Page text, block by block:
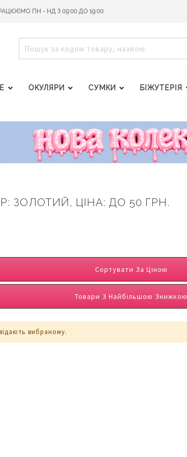
ПН - НД З 09:00 ДО 19:00
ОКУЛЯРИ СУМКИ БІЖУТЕРІЯ
ЗОЛОТИЙ, ЦІНА: ДО 50 ГРН.
Сортувати За Ціною
Товари З Найбільшою Знижкою
вибраному.